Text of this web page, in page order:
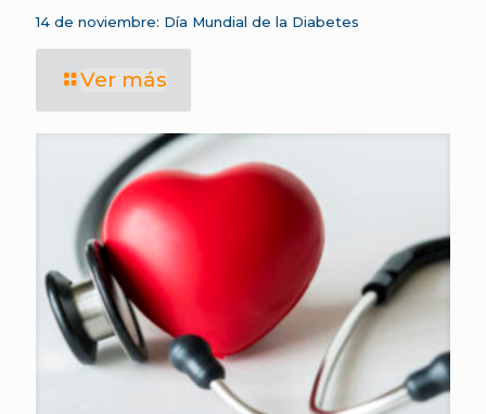
14 de noviembre: Día Mundial de la Diabetes
Ver más